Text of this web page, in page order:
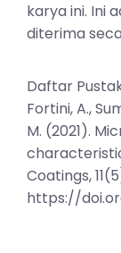
karya ini. Ini
diterima
Daftar
Fortini, A.,
M. (2021).
Coatings,
https://